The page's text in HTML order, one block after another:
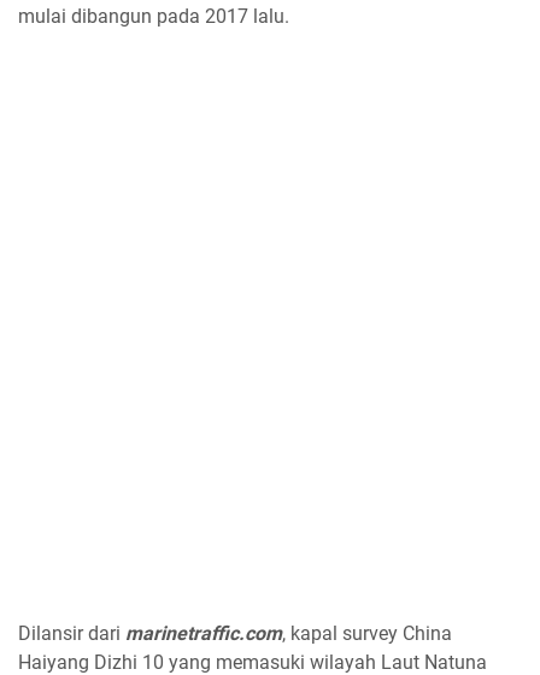
mulai dibangun pada 2017 lalu.
Dilansir dari marinetraffic.com, kapal survey China
Haiyang Dizhi 10 yang memasuki wilayah Laut Natuna